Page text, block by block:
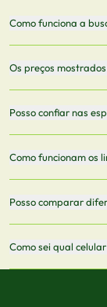
Como funciona a
armazenamento,
5G.
Os preços
vendedor antes
Posso confiar nas
informações
Como funcionam os
comissão sem
Posso comparar
Sim! Você pode
Como sei qual